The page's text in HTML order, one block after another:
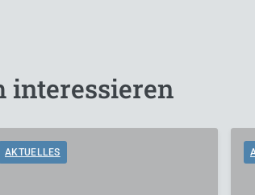
interessieren
AKTUELLES